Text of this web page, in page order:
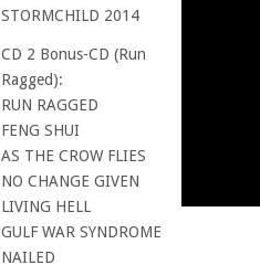
STORMCHILD 2014
CD 2 Bonus-CD (Run
Ragged):
RUN RAGGED
FENG SHUI
AS THE CROW FLIES
NO CHANGE GIVEN
LIVING HELL
GULF WAR SYNDROME
NAILED